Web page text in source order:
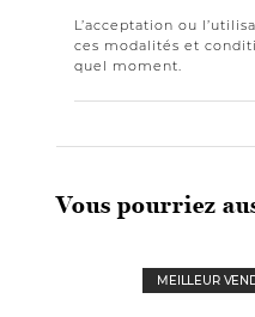
L’acceptation ou
ces modalités et
quel moment.
Vous pourriez
MEILLEUR